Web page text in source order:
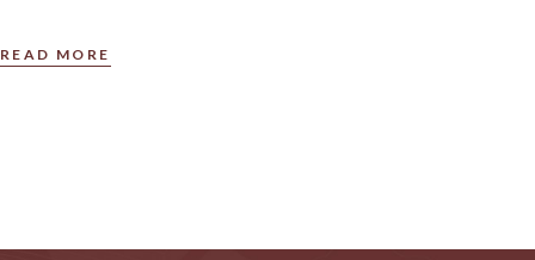
READ MORE